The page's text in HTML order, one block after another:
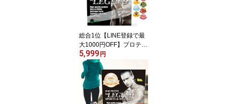
チ ヨーグルト マンゴー
ミックスジュース 選べる
2種セット900g ×2袋 ゲ
リラ
総合1位【LINE登録で最
大1000円OFF】プロテイ
ン ビーレジェンド ホエ
イプロテイン 女性 男性
WPC チョコ ベリー バナ
ナ メロン 抹茶 鬼レモン
パッションフルーツ ヨー
グルト マンゴー 900g W
5,999円